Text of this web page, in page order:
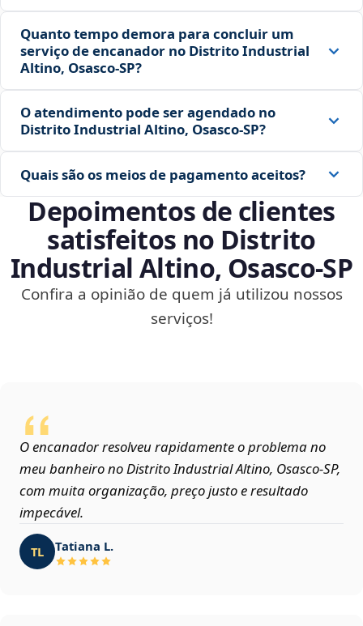
Quanto tempo demora para concluir um
serviço de encanador no Distrito Industrial
Altino, Osasco‑SP?
O atendimento pode ser agendado no
Distrito Industrial Altino, Osasco‑SP?
Quais são os meios de pagamento aceitos?
Depoimentos de clientes
satisfeitos no Distrito
Industrial Altino, Osasco‑SP
Confira a opinião de quem já utilizou nossos
serviços!
O encanador resolveu rapidamente o problema no
meu banheiro no Distrito Industrial Altino, Osasco‑SP,
com muita organização, preço justo e resultado
impecável.
TL Tatiana L.